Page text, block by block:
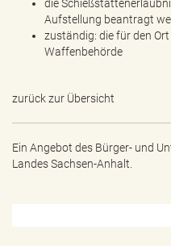
die
Aufstellung beantragt
zuständig: die für den
Waffenbehörde
zurück zur Übersicht
Ein Angebot des Bürger- und
Landes Sachsen-Anhalt.